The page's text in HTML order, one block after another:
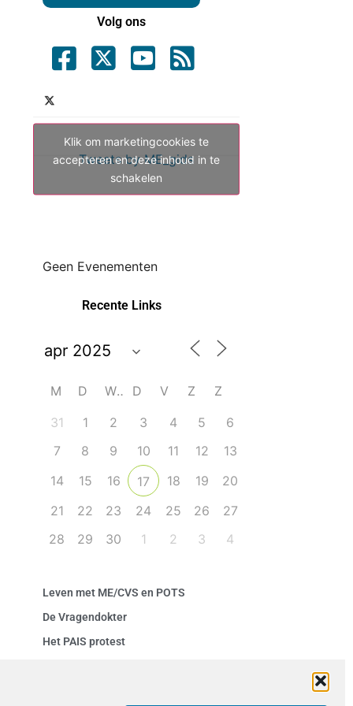
Volg ons
Tweets by ME_gids
Klik om marketingcookies te
accepteren en deze inhoud in te
schakelen
Geen Evenementen
Recente Links
M D W D V Z
Z
31
1 2 3 4 5
6
7
8 9 10 11 12
13
14
15 16 17 18 19
20
21
22 23 24 25 26
27
28
29 30 1 2 3 4
Leven met ME/CVS en POTS
De Vragendokter
Het PAIS protest